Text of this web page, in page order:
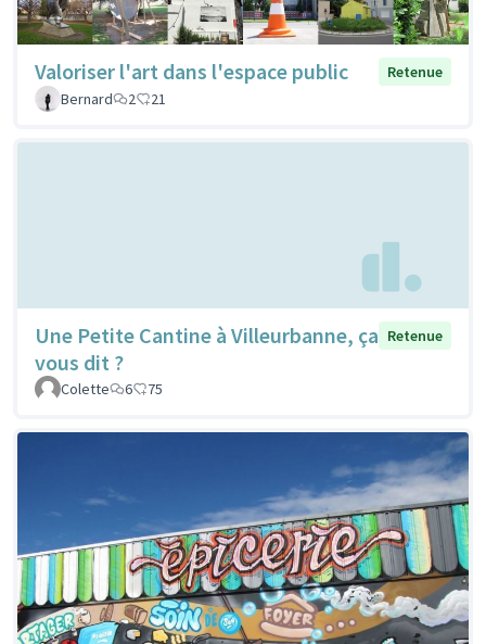
Valoriser l'art dans l'espace public
Retenue
Bernard
2 21
Une Petite Cantine à Villeurbanne, ça
vous dit ?
Retenue
Colette 6 75